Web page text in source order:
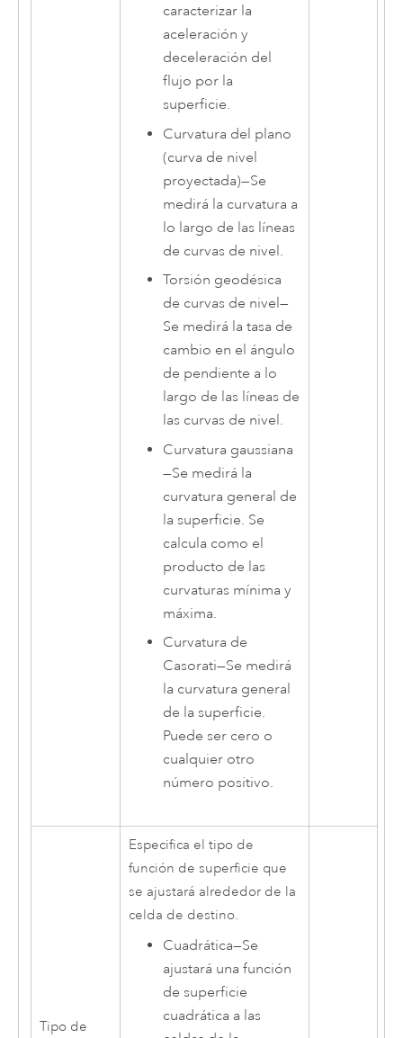
caracterizar la
aceleración y
deceleración del
flujo por la
superficie.
Curvatura del plano
(curva de nivel
proyectada)—Se
medirá la curvatura a
lo largo de las líneas
de curvas de nivel.
Torsión geodésica
de curvas de nivel—
Se medirá la tasa de
cambio en el ángulo
de pendiente a lo
largo de las líneas de
las curvas de nivel.
Curvatura gaussiana
—Se medirá la
curvatura general de
la superficie. Se
calcula como el
producto de las
curvaturas mínima y
máxima.
Curvatura de
Casorati—Se medirá
la curvatura general
de la superficie.
Puede ser cero o
cualquier otro
número positivo.
Tipo de
Especifica el tipo de
función de superficie que
se ajustará alrededor de la
celda de destino.
Cuadrática—Se
ajustará una función
de superficie
cuadrática a las